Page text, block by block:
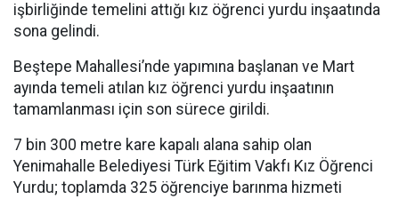
işbirliğinde temelini attığı kız öğrenci yurdu inşaatında
sona gelindi.
Beştepe Mahallesi’nde yapımına başlanan ve Mart
ayında temeli atılan kız öğrenci yurdu inşaatının
tamamlanması için son sürece girildi.
7 bin 300 metre kare kapalı alana sahip olan
Yenimahalle Belediyesi Türk Eğitim Vakfı Kız Öğrenci
Yurdu; toplamda 325 öğrenciye barınma hizmeti